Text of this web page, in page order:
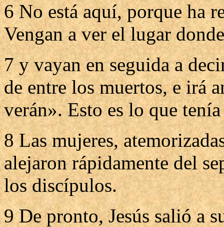
6 No está aquí, porque ha
Vengan a ver el lugar
7 y vayan en seguida a
de entre los muertos, e irá
verán». Esto es lo que
8 Las mujeres,
alejaron rápidamente del
los discípulos.
9 De pronto, Jesús salió a